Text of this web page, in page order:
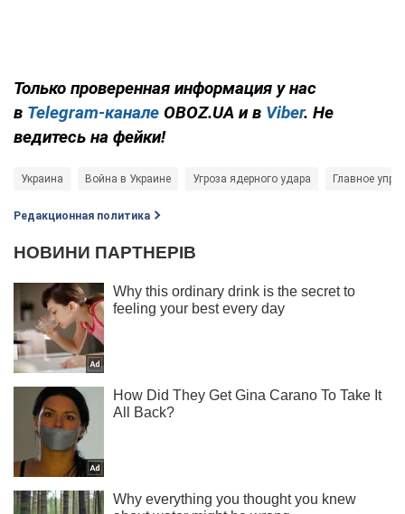
Только проверенная информация у нас
в Telegram-канале OBOZ.UA и в Viber. Не
ведитесь на фейки!
Украина Война в Украине Угроза ядерного удара Главное
Редакционная политика